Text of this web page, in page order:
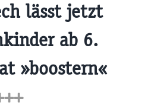
lässt jetzt
ab 6.
»boostern«